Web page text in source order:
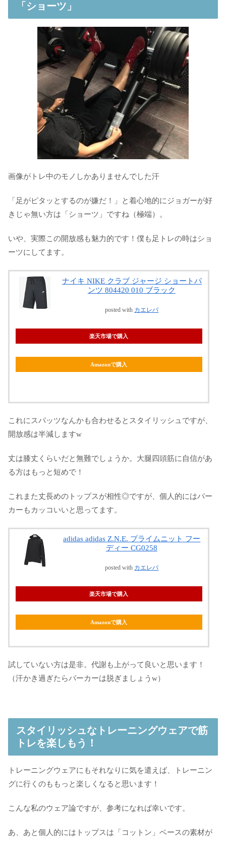
「ショーツ」
画像がトレ中のモノしかありませんでした汗
「足がピタッとするのが嫌だ！」と着心地的にジョガーが好
きじゃ無い方は「ショーツ」ですね（極端）。
いや、実際この開放感も魅力的です！僕も足トレの時はショ
ーツにしてます。
ナイキ NIKE クラブ ジャージ ショートパ
ンツ 804420 010 ブラック
posted with カエレバ
楽天市場で購入
Amazonで購入
これにスパッツなんかも合わせるとスタイリッシュですが、
開放感は半減しますw
丈は膝丈くらいだと無難でしょうか。大腿四頭筋に自信があ
る方はもっと短めで！
これまた丈長めのトップスが相性◎ですが、個人的にはパー
カーもカッコいいと思ってます。
adidas adidas Z.N.E. プライムニット フー
ディー CG0258
posted with カエレバ
楽天市場で購入
Amazonで購入
試していない方は是非。代謝も上がって良いと思います！
（汗かき過ぎたらパーカーは脱ぎましょうw）
スタイリッシュなトレーニングウェアで筋
トレを楽しもう！
トレーニングウェアにもそれなりに気を遣えば、トレーニン
グに行くのももっと楽しくなると思います！
こんな私のウェア論ですが、参考になれば幸いです。
あ、あと個人的にはトップスは「コットン」ベースの素材が